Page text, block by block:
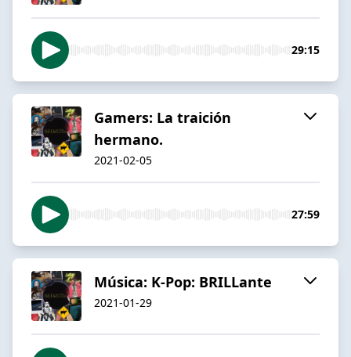
29:15
Gamers: La traición
hermano.
2021-02-05
27:59
Música: K-Pop: BRILLante
2021-01-29